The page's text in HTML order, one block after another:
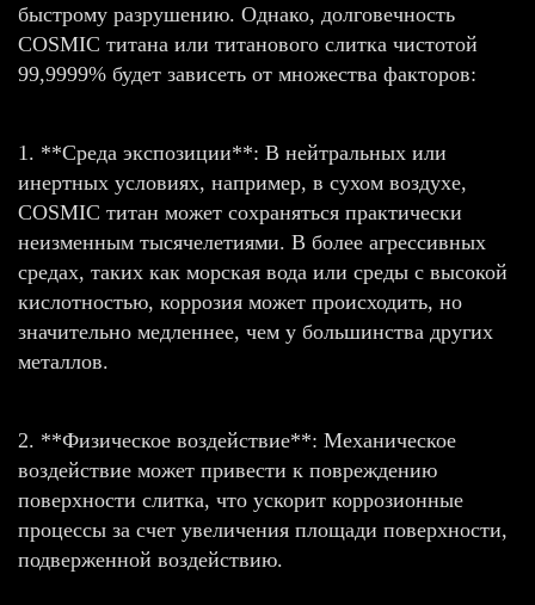
быстрому разрушению. Однако, долговечность
COSMIC титана или титанового слитка чистотой
99,9999% будет зависеть от множества факторов:
1. **Среда экспозиции**: В нейтральных или
инертных условиях, например, в сухом воздухе,
COSMIC титан может сохраняться практически
неизменным тысячелетиями. В более агрессивных
средах, таких как морская вода или среды с высокой
кислотностью, коррозия может происходить, но
значительно медленнее, чем у большинства других
металлов.
2. **Физическое воздействие**: Механическое
воздействие может привести к повреждению
поверхности слитка, что ускорит коррозионные
процессы за счет увеличения площади поверхности,
подверженной воздействию.